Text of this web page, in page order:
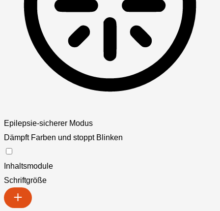
Epilepsie-sicherer Modus
Dämpft Farben und stoppt Blinken
Inhaltsmodule
Schriftgröße